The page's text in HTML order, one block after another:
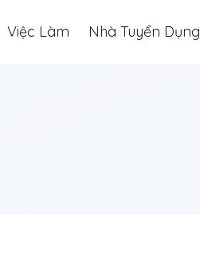
Việc Làm Nhà Tuyển Dụng